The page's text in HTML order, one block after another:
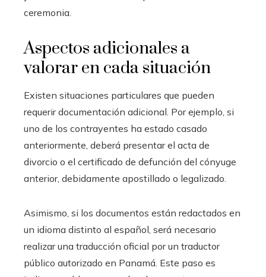
ceremonia.
Aspectos adicionales a
valorar en cada situación
Existen situaciones particulares que pueden
requerir documentación adicional. Por ejemplo, si
uno de los contrayentes ha estado casado
anteriormente, deberá presentar el acta de
divorcio o el certificado de defunción del cónyuge
anterior, debidamente apostillado o legalizado.
Asimismo, si los documentos están redactados en
un idioma distinto al español, será necesario
realizar una traducción oficial por un traductor
público autorizado en Panamá. Este paso es